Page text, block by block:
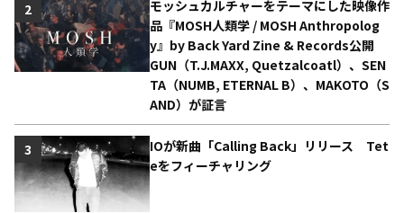
モッシュカルチャーをテーマにした映像作
品『MOSH人類学 / MOSH Anthropolog
y』by Back Yard Zine & Records公開
GUN（T.J.MAXX, Quetzalcoatl）、SEN
TA（NUMB, ETERNAL B）、MAKOTO（S
AND）が証言
2
IOが新曲「Calling Back」リリース Tet
eをフィーチャリング
3